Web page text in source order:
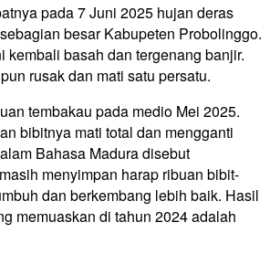
pada 7 Juni 2025 hujan deras
besar Kabupeten Probolinggo.
kembali basah dan tergenang banjir.
rusak dan mati satu persatu.
tembakau pada medio Mei 2025.
bibitnya mati total dan mengganti
Bahasa Madura disebut
menyimpan harap ribuan bibit-
dan berkembang lebih baik. Hasil
memuaskan di tahun 2024 adalah